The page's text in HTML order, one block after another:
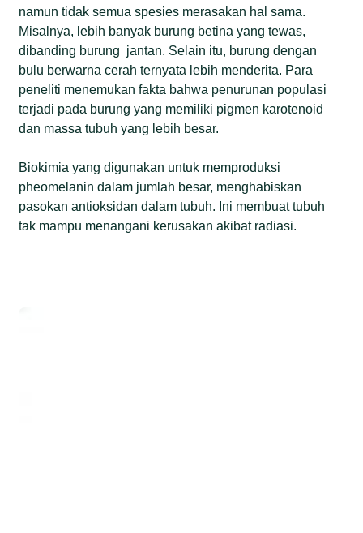
namun tidak semua spesies merasakan hal sama.
Misalnya, lebih banyak burung betina yang tewas,
dibanding burung jantan. Selain itu, burung dengan
bulu berwarna cerah ternyata lebih menderita. Para
peneliti menemukan fakta bahwa penurunan populasi
terjadi pada burung yang memiliki pigmen karotenoid
dan massa tubuh yang lebih besar.
Biokimia yang digunakan untuk memproduksi
pheomelanin dalam jumlah besar, menghabiskan
pasokan antioksidan dalam tubuh. Ini membuat tubuh
tak mampu menangani kerusakan akibat radiasi.